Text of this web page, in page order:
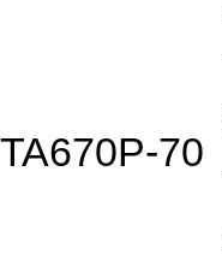
TA670P-70